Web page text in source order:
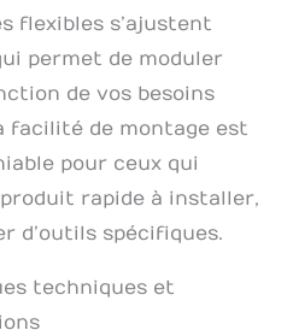
flexibles s’ajustent
permet de moduler
de vos besoins
facilité de montage est
pour ceux qui
rapide à installer,
d’outils spécifiques.
techniques et